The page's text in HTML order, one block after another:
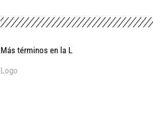
Más términos en la L
Logo